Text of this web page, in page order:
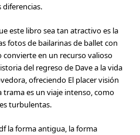
diferencias.
este libro sea tan atractivo es la
fotos de bailarinas de ballet con
convierte en un recurso valioso
del regreso de Dave a la vida
ofreciendo El placer visión
trama es un viaje intenso, como
turbulentas.
la forma antigua, la forma